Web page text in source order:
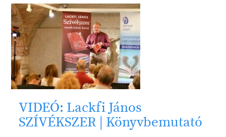
VIDEÓ: Lackfi János
SZÍVÉKSZER | Könyvbemutató